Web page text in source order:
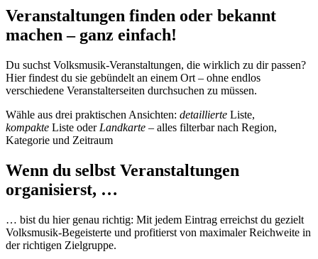
Veranstaltungen finden oder bekannt
machen – ganz einfach!
Du suchst Volksmusik-Veranstaltungen, die wirklich zu dir passen?
Hier findest du sie gebündelt an einem Ort – ohne endlos
verschiedene Veranstalterseiten durchsuchen zu müssen.
Wähle aus drei praktischen Ansichten: detaillierte Liste,
kompakte Liste oder Landkarte – alles filterbar nach Region,
Kategorie und Zeitraum
Wenn du selbst Veranstaltungen
organisierst, …
… bist du hier genau richtig: Mit jedem Eintrag erreichst du gezielt
Volksmusik-Begeisterte und profitierst von maximaler Reichweite in
der richtigen Zielgruppe.